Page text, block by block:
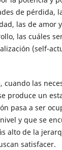
de pérdida,
las de amor
las cuáles
(self-
cuando las
produce un
pasa a ser
y que se
alto de la
satisfacer.